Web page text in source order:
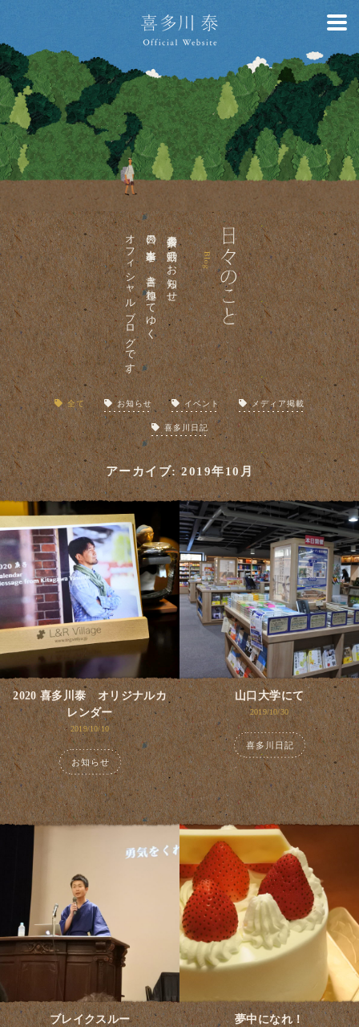
喜多川泰の活動のお知らせ、
日々の出来事を、書き連ねてゆく
オフィシャルブログです。
全て お知らせ イベント メディア掲載
喜多川日記
アーカイブ: 2019年10月
2020 喜多川泰 オリジナルカ
レンダー
2019/10/10
お知らせ
山口大学にて
2019/10/30
喜多川日記
ブレイクスルー 夢中になれ！